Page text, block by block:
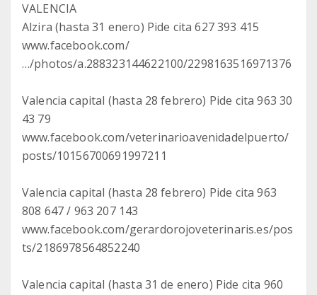
VALENCIA
Alzira (hasta 31 enero) Pide cita 627 393 415
www.facebook.com/
…/photos/a.288323144622100/2298163516971376
Valencia capital (hasta 28 febrero) Pide cita 963 30
43 79
www.facebook.com/veterinarioavenidadelpuerto/
posts/10156700691997211
Valencia capital (hasta 28 febrero) Pide cita 963
808 647 / 963 207 143
www.facebook.com/gerardorojoveterinaris.es/pos
ts/2186978564852240
Valencia capital (hasta 31 de enero) Pide cita 960